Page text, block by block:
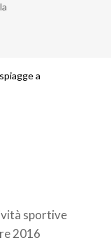
a
sportive
2016